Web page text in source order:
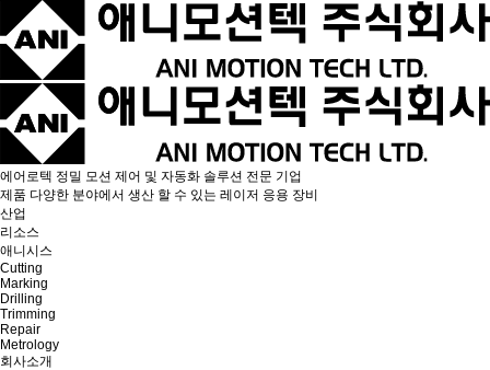
에어로텍 정밀 모션 제어 및 자동화 솔루션 전문 기업
제품 다양한 분야에서 생산 할 수 있는 레이저 응용 장비
산업
리소스
애니시스
Cutting
Marking
Drilling
Trimming
Repair
Metrology
회사소개